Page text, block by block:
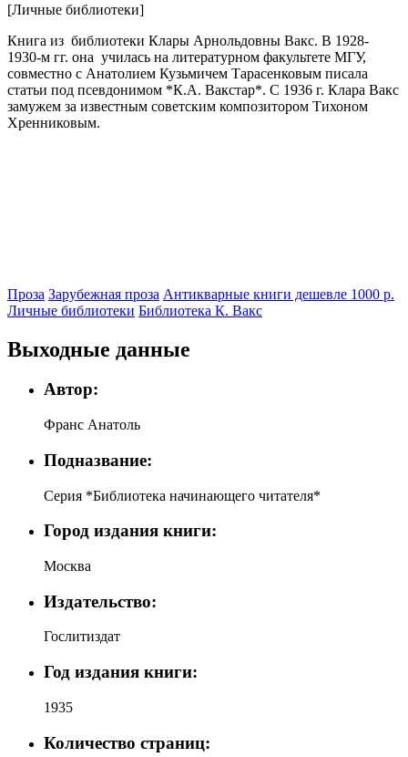
[Личные библиотеки]
Книга из библиотеки Клары Арнольдовны Вакс. В 1928-
1930-м гг. она училась на литературном факультете МГУ,
совместно с Анатолием Кузьмичем Тарасенковым писала
статьи под псевдонимом *К.А. Вакстар*. С 1936 г. Клара Вакс
замужем за известным советским композитором Тихоном
Хренниковым.
Проза Зарубежная проза Антикварные книги дешевле 1000 р.
Личные библиотеки Библиотека К. Вакс
Выходные данные
Автор:
Франс Анатоль
Подназвание:
Серия *Библиотека начинающего читателя*
Город издания книги:
Москва
Издательство:
Гослитиздат
Год издания книги:
1935
Количество страниц: